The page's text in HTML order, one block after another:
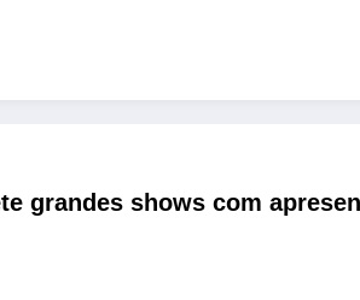
grandes shows com